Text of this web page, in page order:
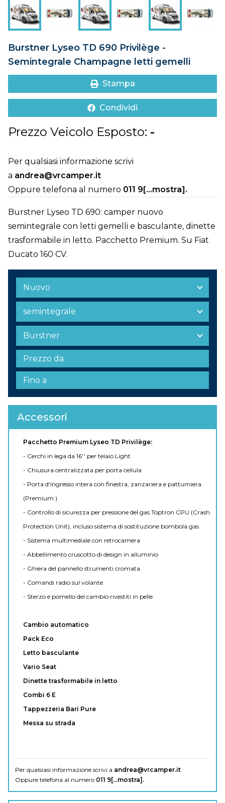
DOVE SIAMO
CONTATTI
Burstner Lyseo TD 690 Privilège -
Semintegrale Champagne letti gemelli
Stampa
Condividi
Prezzo Veicolo Esposto: -
Per qualsiasi informazione scrivi
a andrea@vrcamper.it
Oppure telefona al numero 011 9[...mostra].
Burstner Lyseo TD 690: camper nuovo
semintegrale con letti gemelli e basculante, dinette
trasformabile in letto. Pacchetto Premium. Su Fiat
Ducato 160 CV.
Accessori
Pacchetto Premium Lyseo TD Privilège:
- Cerchi in lega da 16'' per telaio Light
- Chiusura centralizzata per porta cellula
- Porta d'ingresso intera con finestra, zanzariera e pattumiera
(Premium )
- Controllo di sicurezza per pressione del gas Toptron CPU (Crash
Protection Unit), incluso sistema di sostituzione bombola gas
- Sistema multimediale con retrocamera
- Abbellimento cruscotto di design in alluminio
- Ghiera del pannello strumenti cromata
- Comandi radio sul volante
- Sterzo e pomello del cambio rivestiti in pelle
Cambio automatico
Pack Eco
Letto basculante
Vario Seat
Dinette trasformabile in letto
Combi 6 E
Tappezzeria Bari Pure
Messa su strada
Per qualsiasi informazione scrivi a andrea@vrcamper.it
Oppure telefona al numero 011 9[...mostra] .